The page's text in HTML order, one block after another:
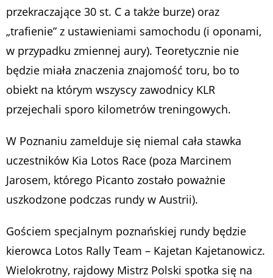
przekraczające 30 st. C a także burze) oraz
„trafienie” z ustawieniami samochodu (i oponami,
w przypadku zmiennej aury). Teoretycznie nie
będzie miała znaczenia znajomość toru, bo to
obiekt na którym wszyscy zawodnicy KLR
przejechali sporo kilometrów treningowych.
W Poznaniu zamelduje się niemal cała stawka
uczestników Kia Lotos Race (poza Marcinem
Jarosem, którego Picanto zostało poważnie
uszkodzone podczas rundy w Austrii).
Gościem specjalnym poznańskiej rundy będzie
kierowca Lotos Rally Team – Kajetan Kajetanowicz.
Wielokrotny, rajdowy Mistrz Polski spotka się na